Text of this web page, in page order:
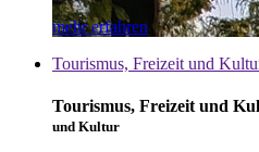
mehr erfahren
Tourismus, Freizeit und
Tourismus, Freizeit und
und Kultur